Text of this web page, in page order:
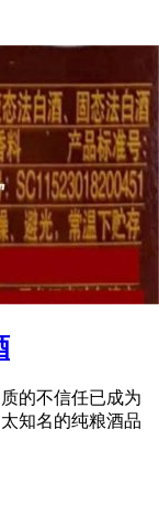
的不信任已成为
知名的纯粮酒品